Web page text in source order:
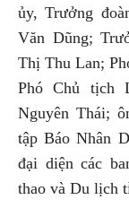
ủy, Trưởng
Văn Dũng;
Thị Thu Lan;
Phó Chủ tịch
Nguyên Thái;
tập Báo Nhân
đại diện các
thao và Du lịch